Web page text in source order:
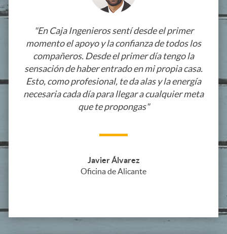
d
m
s
.
"En Caja Ingenieros sentí desde el primer
momento el apoyo y la confianza de todos los
compañeros. Desde el primer día tengo la
sensación de haber entrado en mi propia casa.
Esto, como profesional, te da alas y la energía
necesaria cada día para llegar a cualquier meta
que te propongas"
Javier Álvarez
Oficina de Alicante